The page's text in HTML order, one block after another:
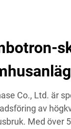
Co., Ltd. är
av
Med över